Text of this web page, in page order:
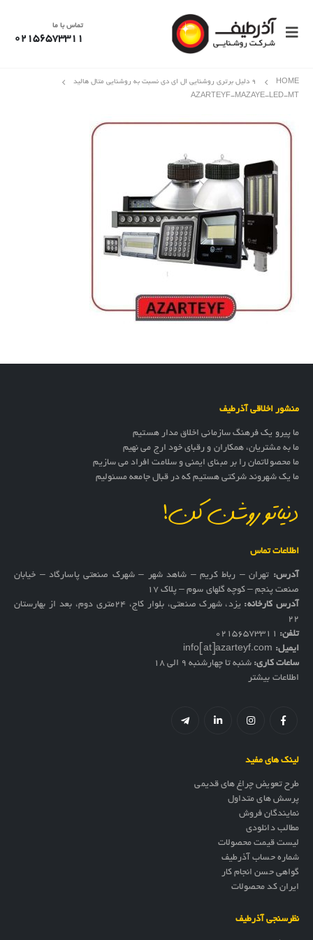
تماس با ما
02156573311
HOME
9 دلیل برتری روشنایی ال ای دی نسبت به روشنایی متال هالید
AZARTEYF-MAZAYE-LED-MT
منشور اخلاقی آذرطیف
ما پیرو یک فرهنگ سازمانی اخلاق مدار هستیم
ما به مشتریان، همکاران و رقبای خود ارج می نهیم
ما محصولاتمان را بر مبنای ایمنی و سلامت افراد می سازیم
ما یک شهروند شرکتی هستیم که در قبال جامعه مسئولیم
دنیاتو روشن کن!
اطلاعات تماس
آدرس: تهران – رباط کریم – شاهد شهر – شهرک صنعتی پاسارگاد – خیابان
صنعت پنجم – کوچه گلهای سوم – پلاک 17
آدرس کارخانه:
یزد، شهرک صنعتی، بلوار کاج، ۲۴متری دوم، بعد از بهارستان
۲۲
تلفن: 02156573311
ایمیل: info[at]azarteyf.com
ساعات کاری: شنبه تا چهارشنبه 9 الی 18
اطلاعات بیشتر
لینک های مفید
طرح تعویض چراغ های قدیمی
پرسش های متداول
نمایندگان فروش
مطالب دانلودی
لیست قیمت محصولات
شماره حساب آذرطیف
گواهی حسن انجام کار
ایران کد محصولات
نظرسنجی آذرطیف